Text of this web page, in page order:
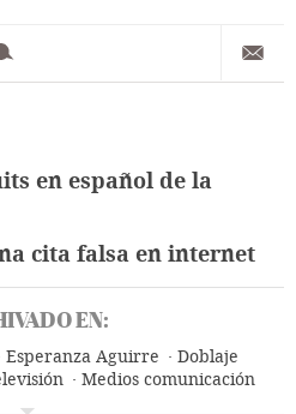
en español de la
cita falsa en internet
EN:
Esperanza Aguirre
Doblaje
Medios comunicación